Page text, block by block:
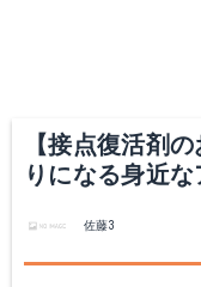
【接点復活剤
りになる身近
佐藤3